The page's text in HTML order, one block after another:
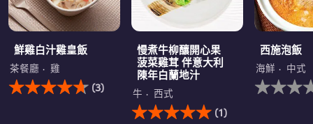
鮮雞白汁雞皇飯
茶餐廳
雞
此
鮮
(3)
慢煮牛柳釀開心果
菠菜雞茸 伴意大利
陳年白蘭地汁
牛
西式
此
慢
(1)
西施泡飯
海鮮
中式
没
有